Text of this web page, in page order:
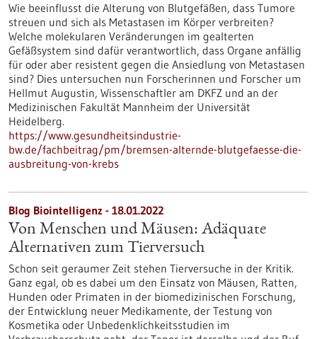
Wie beeinflusst die Alterung von Blutgefäßen, dass Tumore
streuen und sich als Metastasen im Körper verbreiten?
Welche molekularen Veränderungen im gealterten
Gefäßsystem sind dafür verantwortlich, dass Organe anfällig
für oder aber resistent gegen die Ansiedlung von Metastasen
sind? Dies untersuchen nun Forscherinnen und Forscher um
Hellmut Augustin, Wissenschaftler am DKFZ und an der
Medizinischen Fakultät Mannheim der Universität
Heidelberg.
https://www.gesundheitsindustrie-
bw.de/fachbeitrag/pm/bremsen-alternde-blutgefaesse-die-
ausbreitung-von-krebs
Blog Biointelligenz - 18.01.2022
Von Menschen und Mäusen: Adäquate
Alternativen zum Tierversuch
Schon seit geraumer Zeit stehen Tierversuche in der Kritik.
Ganz egal, ob es dabei um den Einsatz von Mäusen, Ratten,
Hunden oder Primaten in der biomedizinischen Forschung,
der Entwicklung neuer Medikamente, der Testung von
Kosmetika oder Unbedenklichkeitsstudien im